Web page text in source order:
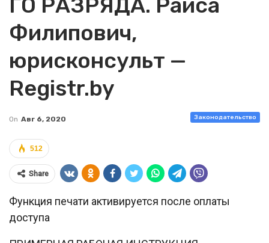
Филипович,
юрисконсульт —
Registr.by
Законодательство
On Авг 6, 2020
512
Share
Функция печати активируется после оплаты
доступа